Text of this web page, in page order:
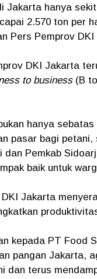
Jakarta hanya
2.570 ton per
Pers Pemprov
DKI Jakarta
to business(B to
hanya
pasar bagi
Pemkab
baik untuk
Jakarta
kepada PT Food
pangan Jakarta,
dan terus